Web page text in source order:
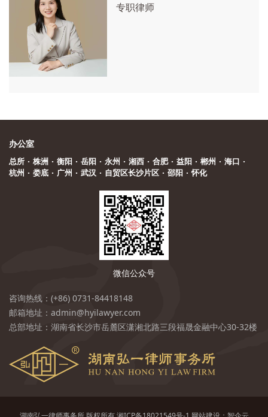
专职律师
办公室
总所 · 株洲 · 衡阳 · 岳阳 · 永州 · 湘西 · 合肥 · 益阳 · 郴州 · 海口 ·
杭州 · 娄底 · 广州 · 武汉 · 自贸区长沙片区 · 邵阳 · 怀化
微信公众号
咨询热线：(+86) 0731-84418148
邮箱地址：admin@hyilawyer.com
总部地址：湖南省长沙市岳麓区潇湘北路三段福晟金融中心30-32楼